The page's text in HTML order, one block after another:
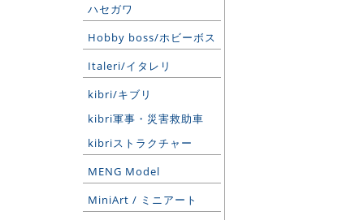
ハセガワ
Hobby boss/ホビーボス
Italeri/イタレリ
kibri/キブリ
kibri軍事・災害救助車
kibriストラクチャー
MENG Model
MiniArt / ミニアート